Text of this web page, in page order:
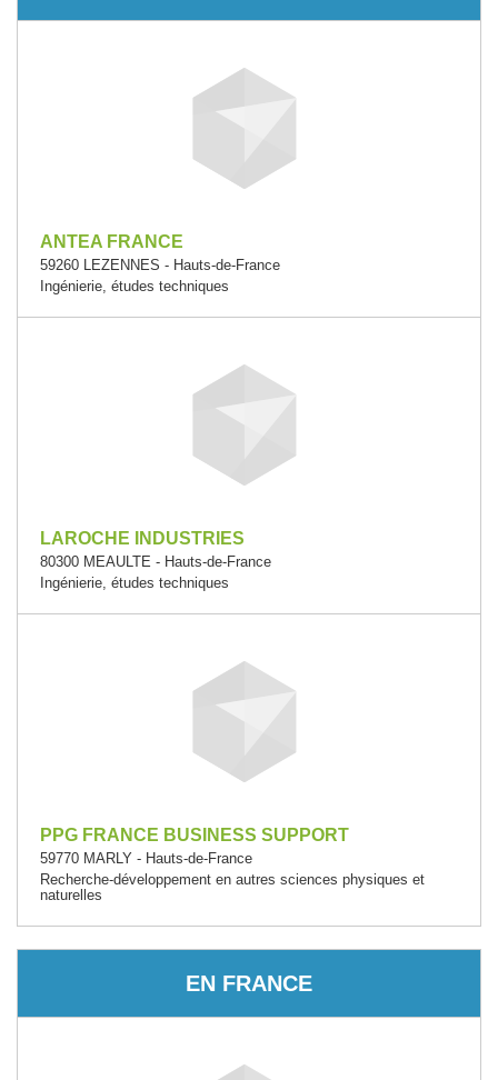
ANTEA FRANCE
59260 LEZENNES - Hauts-de-France
Ingénierie, études techniques
LAROCHE INDUSTRIES
80300 MEAULTE - Hauts-de-France
Ingénierie, études techniques
PPG FRANCE BUSINESS SUPPORT
59770 MARLY - Hauts-de-France
Recherche-développement en autres sciences physiques et
naturelles
EN FRANCE